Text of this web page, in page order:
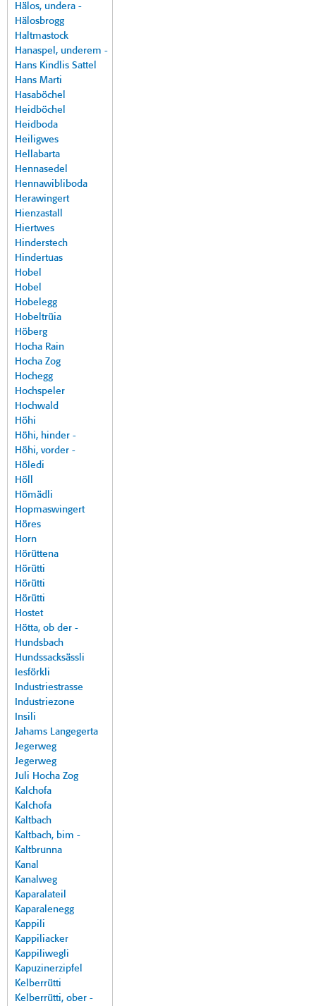
Hälos, undera -
Hälosbrogg
Haltmastock
Hanaspel, underem -
Hans Kindlis Sattel
Hans Marti
Hasaböchel
Heidböchel
Heidboda
Heiligwes
Hellabarta
Hennasedel
Hennawibliboda
Herawingert
Hienzastall
Hiertwes
Hinderstech
Hindertuas
Hobel
Hobel
Hobelegg
Hobeltrüia
Höberg
Hocha Rain
Hocha Zog
Hochegg
Hochspeler
Hochwald
Höhi
Höhi, hinder -
Höhi, vorder -
Höledi
Höll
Hömädli
Hopmaswingert
Höres
Horn
Hörüttena
Hörütti
Hörütti
Hörütti
Hostet
Hötta, ob der -
Hundsbach
Hundssacksässli
Iesförkli
Industriestrasse
Industriezone
Insili
Jahams Langegerta
Jegerweg
Jegerweg
Juli Hocha Zog
Kalchofa
Kalchofa
Kaltbach
Kaltbach, bim -
Kaltbrunna
Kanal
Kanalweg
Kaparalateil
Kaparalenegg
Kappili
Kappiliacker
Kappiliwegli
Kapuzinerzipfel
Kelberrütti
Kelberrütti, ober -